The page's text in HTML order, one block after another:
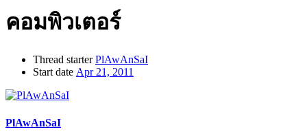
คอมพิวเตอร์
Thread starter PlAwAnSaI
Start date Apr 21, 2011
PlAwAnSaI